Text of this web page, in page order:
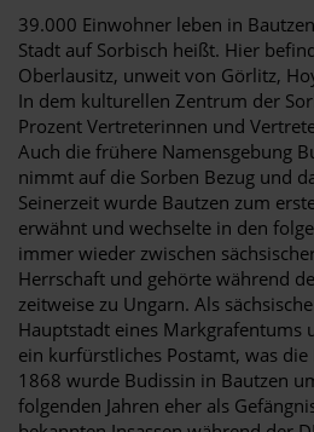
39.000 Einwohner leben in
Stadt auf Sorbisch heißt. Hier
Oberlausitz, unweit von Görlitz,
In dem kulturellen Zentrum der
Prozent Vertreterinnen und
Auch die frühere Namensgebung
nimmt auf die Sorben Bezug und
Seinerzeit wurde Bautzen zum
erwähnt und wechselte in den
immer wieder zwischen
Herrschaft und gehörte während
zeitweise zu Ungarn. Als
Hauptstadt eines Markgrafentums
ein kurfürstliches Postamt, was
1868 wurde Budissin in Bautzen
folgenden Jahren eher als